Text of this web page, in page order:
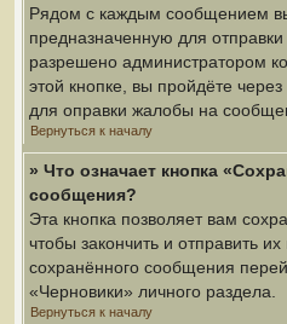
Рядом с каждым сообщением вы
предназначенную для
разрешено администратором
этой кнопке, вы пройдёте
для оправки жалобы на
Вернуться к началу
» Что означает кнопка
сообщения?
Эта кнопка позволяет вам
чтобы закончить и отправить
сохранённого сообщения
«Черновики» личного раздела.
Вернуться к началу